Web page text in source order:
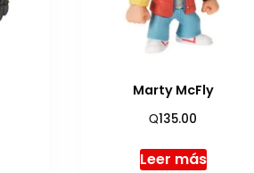
Marty McFly
Q135.00
Leer más